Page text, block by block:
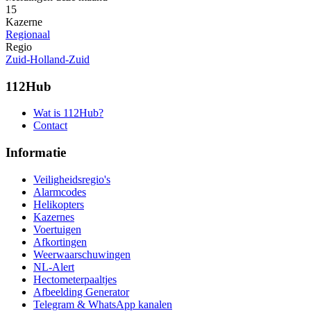
15
Kazerne
Regionaal
Regio
Zuid-Holland-Zuid
112Hub
Wat is 112Hub?
Contact
Informatie
Veiligheidsregio's
Alarmcodes
Helikopters
Kazernes
Voertuigen
Afkortingen
Weerwaarschuwingen
NL-Alert
Hectometerpaaltjes
Afbeelding Generator
Telegram & WhatsApp kanalen